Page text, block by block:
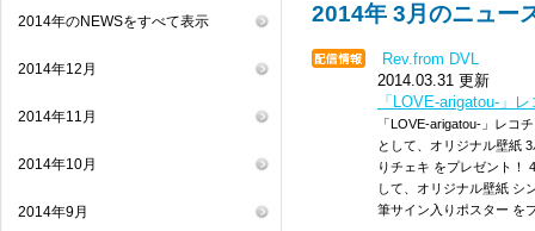
2014年のNEWSをすべて表示
2014年12月
2014年11月
2014年10月
2014年9月
2014年 3月のニュー
Rev.from DVL
2014.03.31 更新
「LOVE-arigatou-」
「LOVE-arigatou-」レコ
として、オリジナル壁紙
りチェキ をプレゼント！
して、オリジナル壁紙 シ
筆サイン入りポスター を